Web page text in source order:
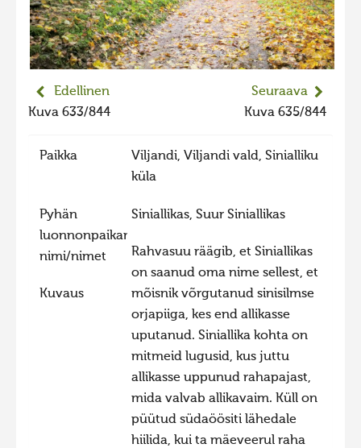
2023 kuvakilpailu lisä
Liikkuvat kuvat 2023
Hiite kuvavõistlus 2022
Hiite kuvavõistlus 2021
Hiite kuvavõistlus 2020
Liikkuvat kuvat 2020
Hiite kuvavõistlus 2019
Hiite kuvavõistlus 2018
Hiite kuvavõistlus 2016
Hiite kuvavõistlus 2015
Hiite kuvavõistlus 2014
Hiite kuvavõistlus 2013
Edellinen
Kuva 633/844
Seuraava
Kuva 635/844
Paikka
Viljandi, Viljandi vald, Sinialliku
küla
Pyhän
luonnonpaikan
nimi/nimet
Siniallikas, Suur Siniallikas
Kuvaus
Rahvasuu räägib, et Siniallikas
on saanud oma nime sellest, et
mõisnik võrgutanud sinisilmse
orjapiiga, kes end allikasse
uputanud. Siniallika kohta on
mitmeid lugusid, kus juttu
allikasse uppunud rahapajast,
mida valvab allikavaim. Küll on
püütud südaöösiti lähedale
hiilida, kui ta mäeveerul raha